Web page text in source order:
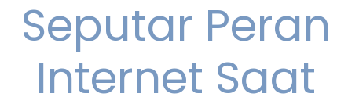
Seputar Peran
Internet Saat